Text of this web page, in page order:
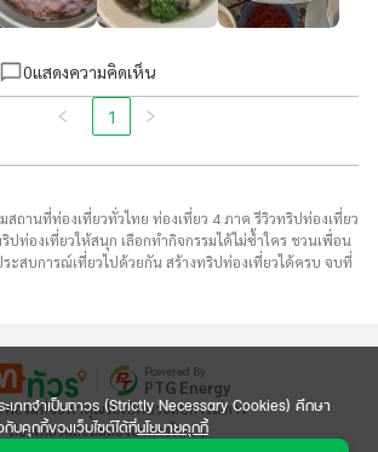
ะเภทจำเป็นถาวร (Strictly Necessary Cookies) ศึกษา
กับคุกกี้ของเว็บไซต์ได้ที่นโยบายคุกกี้
0แสดงความคิดเห็น
1
สถานที่ท่องเที่ยวทั่วไทย ท่องเที่ยว 4 ภาค รีวิวทริปท่องเที่ยว
ปท่องเที่ยวให้สนุก เลือกทำกิจกรรมได้ไม่ซ้ำใคร ชวนเพื่อน
ระสบการณ์เที่ยวไปด้วยกัน สร้างทริปท่องเที่ยวได้ครบ จบที่
Powered By
PTG Energy
อร์มที่จะพาคุณไปเปิดประสบการณ์การ
ท่องเที่ยวและลิ้มลองอาหารใหม่ๆ